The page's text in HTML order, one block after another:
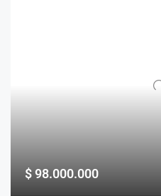
$ 98.000.000